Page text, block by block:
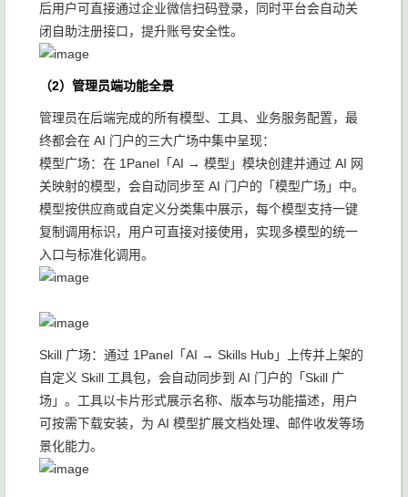
后用户可直接通过企业微信扫码登录，同时平台会自动关
闭自助注册接口，提升账号安全性。
（2）管理员端功能全景
管理员在后端完成的所有模型、工具、业务服务配置，最
终都会在 AI 门户的三大广场中集中呈现：
模型广场：在 1Panel「AI → 模型」模块创建并通过 AI 网
关映射的模型，会自动同步至 AI 门户的「模型广场」中。
模型按供应商或自定义分类集中展示，每个模型支持一键
复制调用标识，用户可直接对接使用，实现多模型的统一
入口与标准化调用。
Skill 广场：通过 1Panel「AI → Skills Hub」上传并上架的
自定义 Skill 工具包，会自动同步到 AI 门户的「Skill 广
场」。工具以卡片形式展示名称、版本与功能描述，用户
可按需下载安装，为 AI 模型扩展文档处理、邮件收发等场
景化能力。